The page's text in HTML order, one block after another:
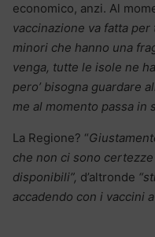
economico, anzi. Al
vaccinazione va fatta
minori che hanno una
venga, tutte le isole ne
pero’ bisogna guardare
me al momento passa in
La Regione? “
che non ci sono
disponibili”, d’altronde
accadendo con i vaccini